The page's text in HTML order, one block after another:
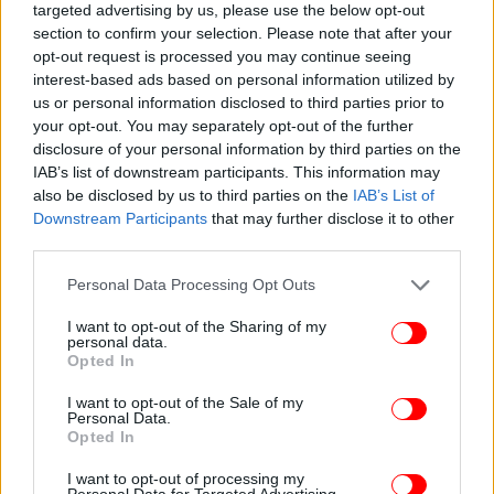
targeted advertising by us, please use the below opt-out
section to confirm your selection. Please note that after your
opt-out request is processed you may continue seeing
interest-based ads based on personal information utilized by
us or personal information disclosed to third parties prior to
your opt-out. You may separately opt-out of the further
disclosure of your personal information by third parties on the
IAB’s list of downstream participants. This information may
also be disclosed by us to third parties on the IAB’s List of
Downstream Participants that may further disclose it to other
Please note that this website/app uses one or more Google
not limited to your visit or usage behaviour. You may click to
grant or deny consent to Google and its third-party tags to
use your data for below specified purposes in below Google
consent section.
Personal Data Processing Opt Outs
I want to opt-out of the Sharing of my
personal data.
Opted In
I want to opt-out of the Sale of my
Personal Data.
Opted In
I want to opt-out of processing my